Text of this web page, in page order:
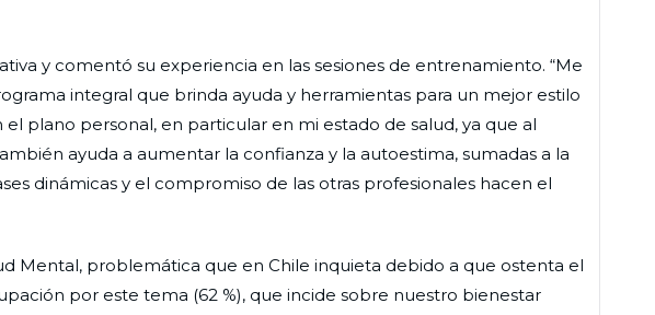
y comentó su experiencia en las sesiones de entrenamiento. “Me
integral que brinda ayuda y herramientas para un mejor estilo
plano personal, en particular en mi estado de salud, ya que al
ayuda a aumentar la confianza y la autoestima, sumadas a la
dinámicas y el compromiso de las otras profesionales hacen el
Mental, problemática que en Chile inquieta debido a que ostenta el
por este tema (62 %), que incide sobre nuestro bienestar